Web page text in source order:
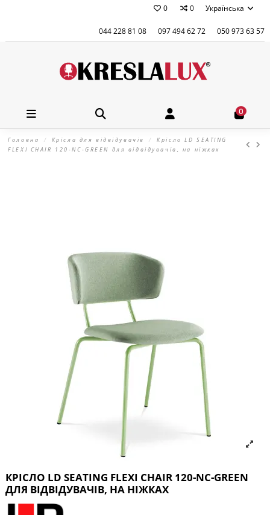
0 0 Українська
044 228 81 08 097 494 62 72 050 973 63 57
0
Головна Крісла для відвідувачів
Крісло LD SEATING
FLEXI CHAIR 120-NC-GREEN для відвідувачів, на ніжках
КРІСЛО LD SEATING FLEXI CHAIR 120-NC-GREEN
ДЛЯ ВІДВІДУВАЧІВ, НА НІЖКАХ